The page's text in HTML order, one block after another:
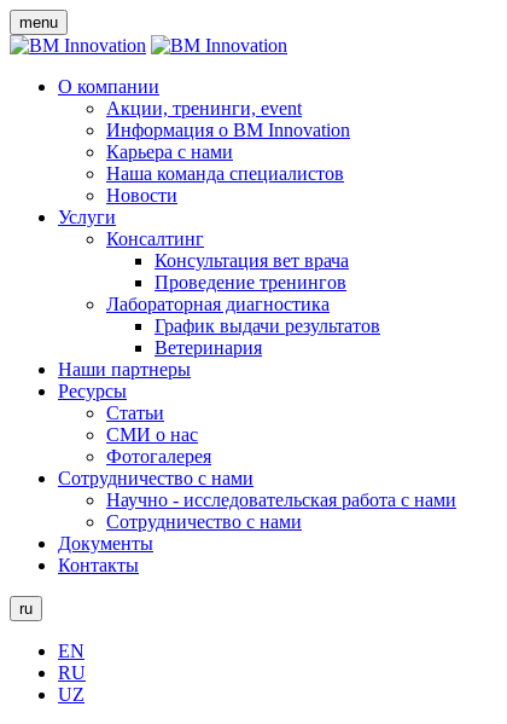
menu
О компании
Акции, тренинги, event
Информация о BM Innovation
Карьера с нами
Наша команда специалистов
Новости
Услуги
Консалтинг
Консультация вет врача
Проведение тренингов
Лабораторная диагностика
График выдачи результатов
Ветеринария
Наши партнеры
Ресурсы
Статьи
СМИ о нас
Фотогалерея
Сотрудничество с нами
Научно - исследовательская работа с нами
Сотрудничество с нами
Документы
Контакты
ru
EN
RU
UZ